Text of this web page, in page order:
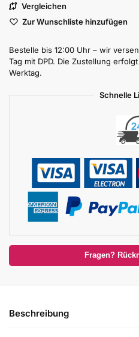
Vergleichen
Zur Wunschliste hinzufügen
Bestelle bis 12:00 Uhr – wir
Tag mit DPD. Die Zustellung
Werktag.
Schnelle
Fragen?
Beschreibung